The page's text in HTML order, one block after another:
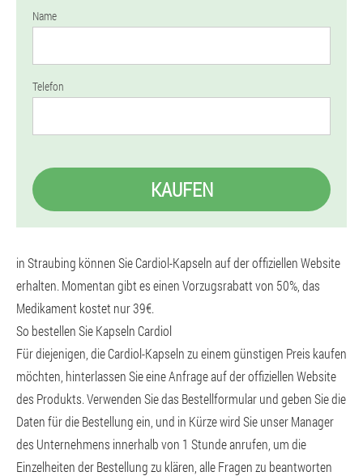
Name
Telefon
KAUFEN
in Straubing können Sie Cardiol-Kapseln auf der offiziellen Website
erhalten. Momentan gibt es einen Vorzugsrabatt von 50%, das
Medikament kostet nur 39€.
So bestellen Sie Kapseln Cardiol
Für diejenigen, die Cardiol-Kapseln zu einem günstigen Preis kaufen
möchten, hinterlassen Sie eine Anfrage auf der offiziellen Website
des Produkts. Verwenden Sie das Bestellformular und geben Sie die
Daten für die Bestellung ein, und in Kürze wird Sie unser Manager
des Unternehmens innerhalb von 1 Stunde anrufen, um die
Einzelheiten der Bestellung zu klären, alle Fragen zu beantworten